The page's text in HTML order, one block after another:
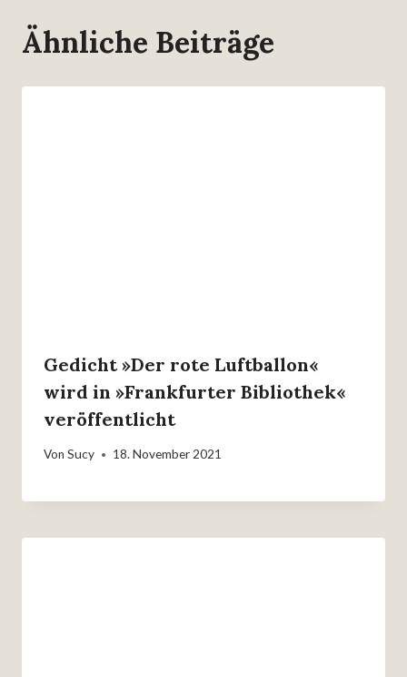
Ähnliche Beiträge
Gedicht »Der rote Luftballon«
wird in »Frankfurter Bibliothek«
veröffentlicht
Von Sucy 18. November 2021